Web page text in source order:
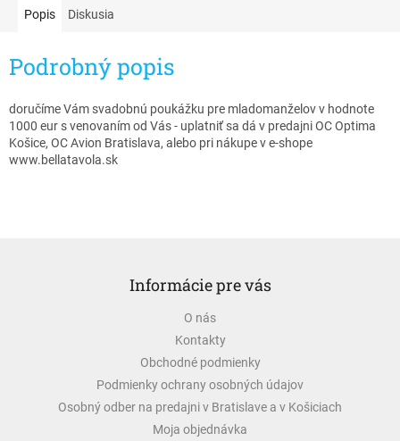
Popis Diskusia
Podrobný popis
doručíme Vám svadobnú poukážku pre mladomanželov v hodnote
1000 eur s venovaním od Vás - uplatniť sa dá v predajni OC Optima
Košice, OC Avion Bratislava, alebo pri nákupe v e-shope
www.bellatavola.sk
Informácie pre vás
O nás
Kontakty
Obchodné podmienky
Podmienky ochrany osobných údajov
Osobný odber na predajni v Bratislave a v Košiciach
Moja objednávka